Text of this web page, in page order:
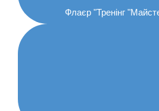
Флаєр "Тренінг